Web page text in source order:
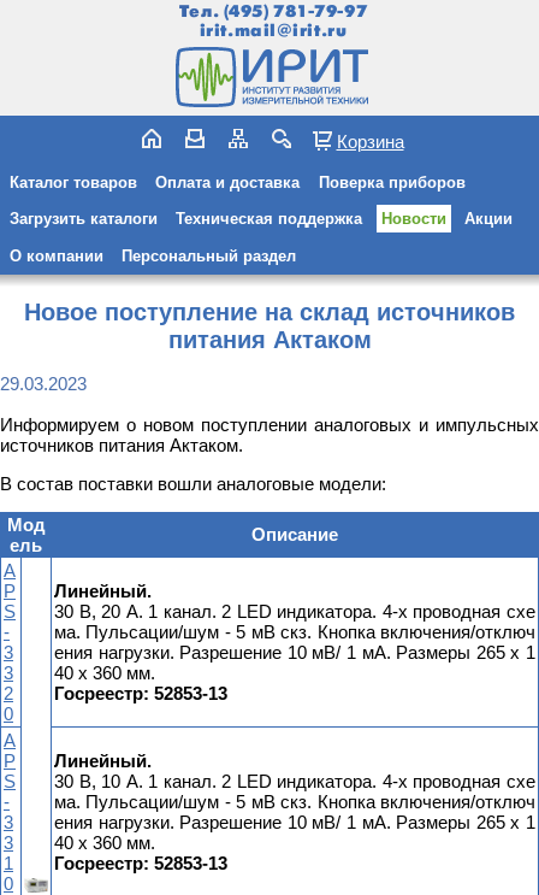
Тел. (495) 781-79-97
irit.mail@irit.ru
Корзина
Каталог товаров Оплата и доставка Поверка приборов
Загрузить каталоги Техническая поддержка Новости Акции
О компании Персональный раздел
Новое поступление на склад источников
питания Актаком
29.03.2023
Информируем о новом поступлении аналоговых и импульсных
источников питания Актаком.
В состав поставки вошли аналоговые модели:
Мод
ель
Описание
A
P
S
-
3
3
2
0
Линейный.
30 В, 20 А. 1 канал. 2 LED индикатора. 4-х проводная схе
ма. Пульсации/шум - 5 мВ скз. Кнопка включения/отключ
ения нагрузки. Разрешение 10 мВ/ 1 мА. Размеры 265 x 1
40 x 360 мм.
Госреестр: 52853-13
A
P
S
-
3
3
1
0
Линейный.
30 В, 10 А. 1 канал. 2 LED индикатора. 4-х проводная схе
ма. Пульсации/шум - 5 мВ скз. Кнопка включения/отключ
ения нагрузки. Разрешение 10 мВ/ 1 мА. Размеры 265 x 1
40 x 360 мм.
Госреестр: 52853-13